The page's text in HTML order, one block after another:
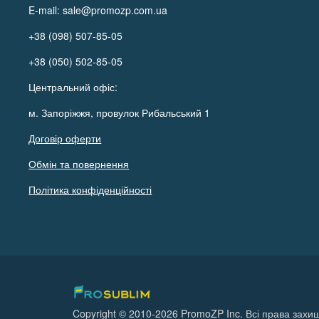
E-mail:sale@promozp.com.ua
+38 (098) 507-85-05
+38 (050) 502-85-05
Центральний офіс:
м. Запоріжжя, провулок Рибальський 1
Договір оферти
Обмін та повернення
Політика конфіденційності
Copyright © 2010-2026 PromoZP Inc. Всі права